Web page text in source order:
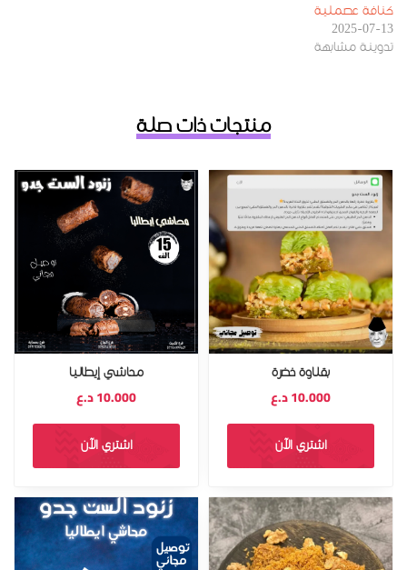
كنافة عصملية
2025-07-13
تدوينة مشابهة
منتجات ذات صلة
بقلاوة خضرة
10.000د.ع
اشتري الآن
محاشي إيطاليا
10.000د.ع
اشتري الآن